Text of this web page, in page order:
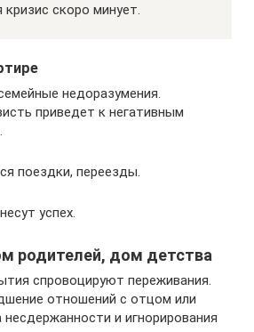
кризис скоро минует.
недоразумения.
приведет к негативным
поездки, переезды.
успех.
родителей, дом детства
спровоцируют переживания.
отношений с отцом или
и игнорирования